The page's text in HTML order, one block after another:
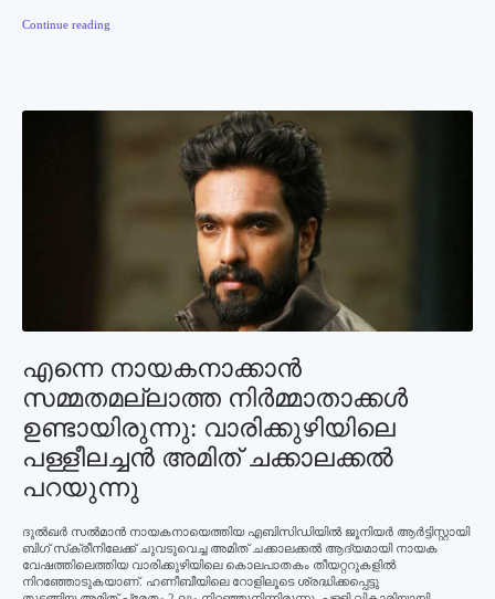
Continue reading
എന്നെ നായകനാക്കാന്‍
സമ്മതമല്ലാത്ത നിര്‍മ്മാതാക്കള്‍
ഉണ്ടായിരുന്നു: വാരിക്കുഴിയിലെ
പള്ളീലച്ചന്‍ അമിത് ചക്കാലക്കല്‍
പറയുന്നു
ദുല്‍ഖര്‍ സല്‍മാന്‍ നായകനായെത്തിയ എബിസിഡിയില്‍ ജൂനിയര്‍ ആര്‍ട്ടിസ്റ്റായി
ബിഗ് സ്‌ക്രീനിലേക്ക് ചുവടുവെച്ച അമിത് ചക്കാലക്കല്‍ ആദ്യമായി നായക
വേഷത്തിലെത്തിയ വാരിക്കുഴിയിലെ കൊലപാതകം തീയറ്ററുകളില്‍
നിറഞ്ഞോടുകയാണ്. ഹണീബീയിലെ റോളിലൂടെ ശ്രദ്ധിക്കപ്പെട്ടു